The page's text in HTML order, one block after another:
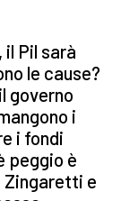
Pil sarà
le cause?
governo
i
i fondi
peggio è
Zingaretti e